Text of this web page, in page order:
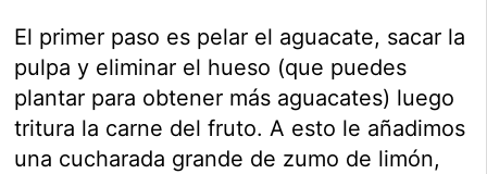
El primer paso es pelar el aguacate, sacar la
pulpa y eliminar el hueso (que puedes
plantar para obtener más aguacates) luego
tritura la carne del fruto. A esto le añadimos
una cucharada grande de zumo de limón,